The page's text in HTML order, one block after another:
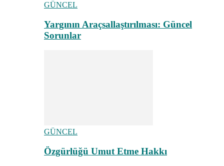
GÜNCEL
Yargının Araçsallaştırılması: Güncel
Sorunlar
GÜNCEL
Özgürlüğü Umut Etme Hakkı